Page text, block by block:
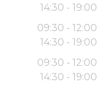
14:30 - 19:00
09:30 - 12:00
14:30 - 19:00
09:30 - 12:00
14:30 - 19:00